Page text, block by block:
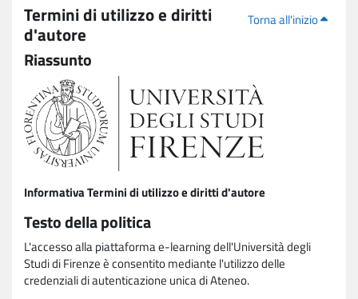
Torna all'inizio
Termini di utilizzo e diritti
d'autore
Riassunto
Informativa Termini di utilizzo e diritti d'autore
Testo della politica
L'accesso alla piattaforma e-learning dell'Università degli
Studi di Firenze è consentito mediante l'utilizzo delle
credenziali di autenticazione unica di Ateneo.